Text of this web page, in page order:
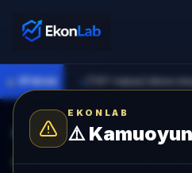
EKONLAB
⚠️
● PİYASA
AI Fon Radar Serbest
SUNUCU TARAFI FON